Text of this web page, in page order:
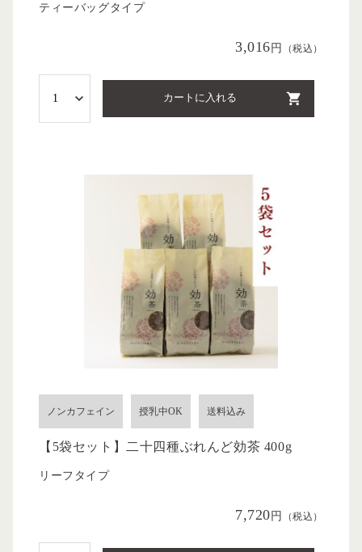
ティーバッグタイプ
3,016 円 （税込）
カートに入れる
ノンカフェイン 授乳中OK 送料込み
【5袋セット】二十四種ぶれんど効茶 400g
リーフタイプ
7,720円 （税込）